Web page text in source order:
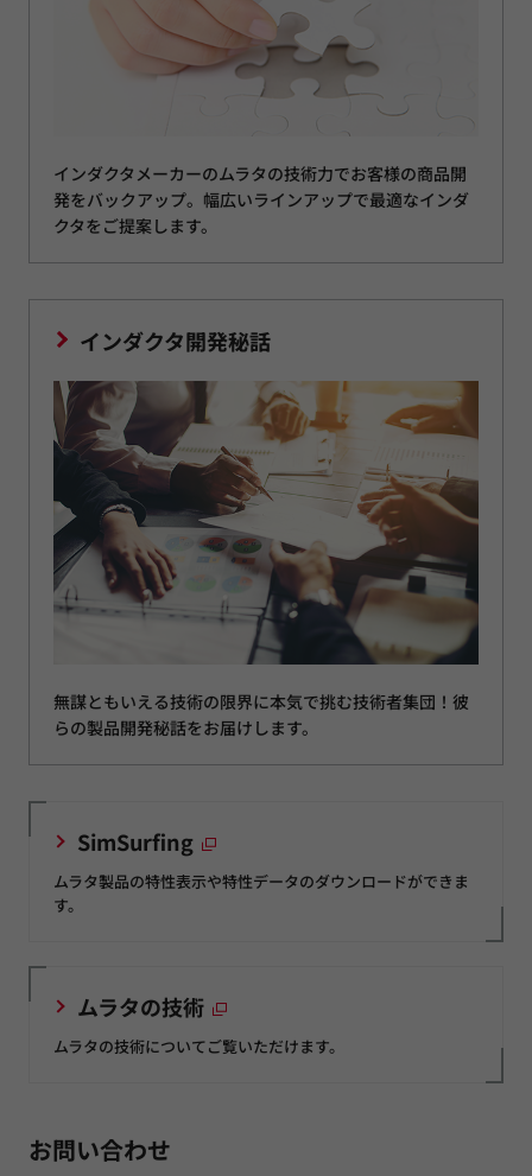
インダクタメーカーのムラタの技術力でお客様の商品開
発をバックアップ。幅広いラインアップで最適なインダ
クタをご提案します。
インダクタ開発秘話
無謀ともいえる技術の限界に本気で挑む技術者集団！彼
らの製品開発秘話をお届けします。
SimSurfing
ムラタ製品の特性表示や特性データのダウンロードができま
す。
ムラタの技術
ムラタの技術についてご覧いただけます。
お問い合わせ